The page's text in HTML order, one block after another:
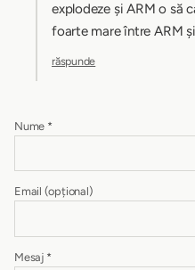
explodeze și ARM o să
foarte mare între ARM
răspunde
Nume *
Email (opțional)
Mesaj *